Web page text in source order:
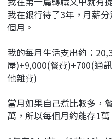
我在銀行待了3年，月薪
個月。
我的每月生活支出約：
屋)+9,000(餐費)+700(通
他雜費)
當月如果自己煮比較多，
萬，所以每個月約能存1萬